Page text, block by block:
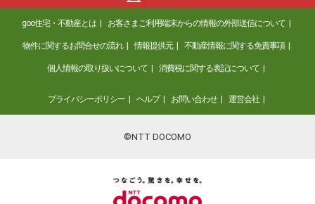
goo住宅・不動産とは お客さまご利用端末からの情報の外部送信について
物件に関するお問合せの流れ 情報提供元 不動産情報に関する免責事項
個人情報の取り扱いについて 消費税に関する表記について
プライバシーポリシー ヘルプ お問い合わせ 運営会社
©NTT DOCOMO